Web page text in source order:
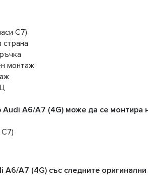
C7)
страна
монтаж
A6/A7 (4G) може да се монтира
A7 (4G) със следните